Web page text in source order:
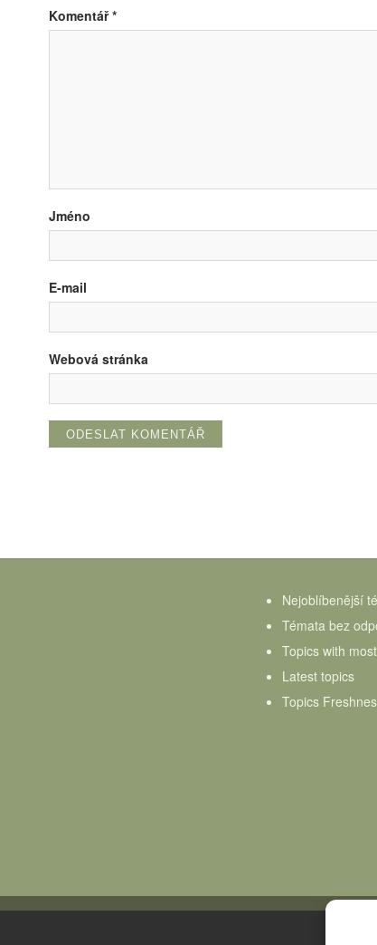
Komentář*
Jméno
E-mail
Webová stránka
Nejoblíbenější
Témata bez
Topics with
Latest topics
Topics